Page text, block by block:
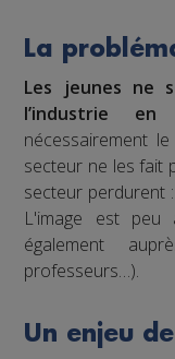
La
Les jeunes ne
l’industrie en
nécessairement
secteur ne les fait
secteur perdurent :
L'image est peu
également
professeurs…).
Un enjeu